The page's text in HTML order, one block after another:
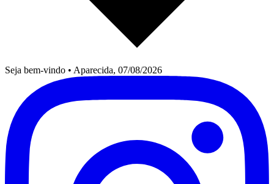
Seja bem-vindo • Aparecida, 07/08/2026